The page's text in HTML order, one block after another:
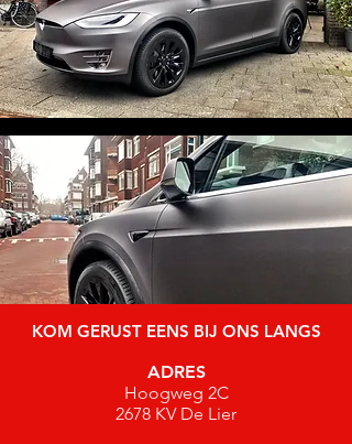
KOM GERUST EENS BIJ ONS LANGS
ADRES
Hoogweg 2C
2678 KV De Lier